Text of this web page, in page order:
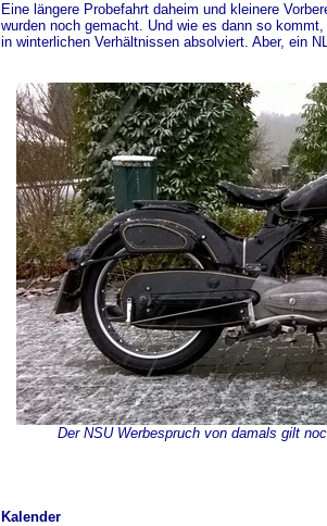
Eine längere Probefahrt daheim und kleinere
wurden noch gemacht. Und wie es dann so
in winterlichen Verhältnissen absolviert. Aber, ein
Der NSU Werbespruch von damals gilt
Kalender